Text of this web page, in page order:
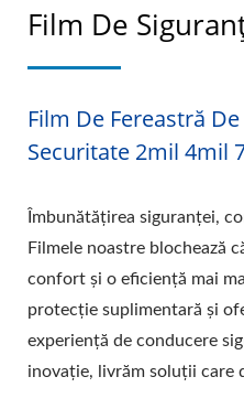
Film De
Film De Fereastră
Securitate 2mil 4mil
Îmbunătățirea siguranței,
Filmele noastre blochează
confort și o eficiență mai
protecție suplimentară și
experiență de conducere
inovație, livrăm soluții care